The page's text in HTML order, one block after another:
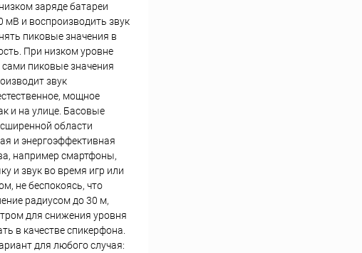
заряде батареи
мВ и воспроизводить звук
пиковые значения в
При низком уровне
пиковые значения
звук
мощное
и на улице. Басовые
области
и энергоэффективная
например смартфоны,
и звук во время игр или
не беспокоясь, что
радиусом до 30 м,
для снижения уровня
в качестве спикерфона.
для любого случая: